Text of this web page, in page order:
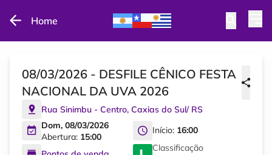
Home
08/03/2026 - DESFILE CÊNICO FESTA
NACIONAL DA UVA 2026
Rua Sinimbu - Centro, Caxias do Sul/ RS
Dom, 08/03/2026
Abertura: 15:00
Início: 16:00
Classificação